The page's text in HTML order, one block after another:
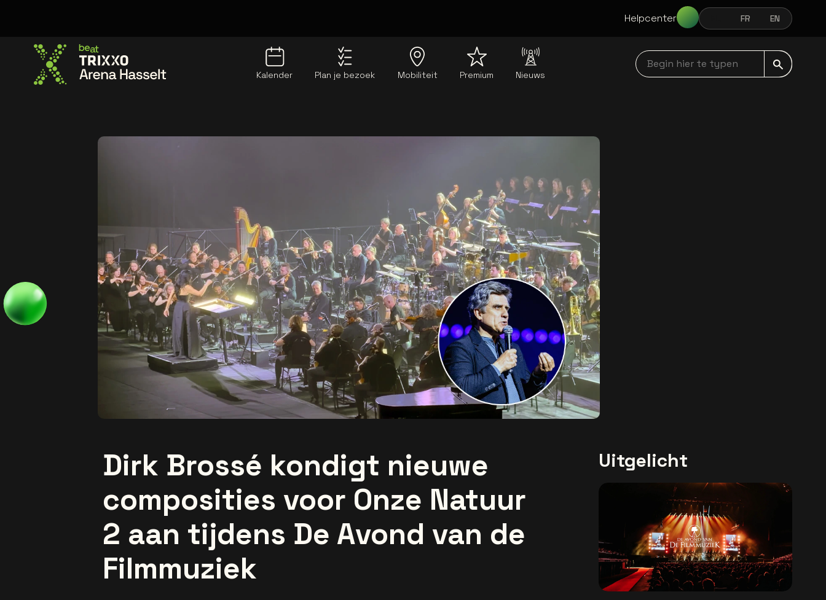
Helpcenter NEDERLANDSFRANÇAIS
FR ENGLISH
EN
Kalender Plan je bezoek Mobiliteit Premium Nieuws
Begin hier te typen navbar
Dirk Brossé kondigt nieuwe
composities voor Onze Natuur
2 aan tijdens De Avond van de
Filmmuziek
Uitgelicht